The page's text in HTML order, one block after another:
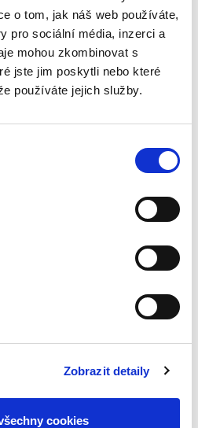
o tom, jak náš web používáte,
pro sociální média, inzerci a
mohou zkombinovat s
jste jim poskytli nebo které
používáte jejich služby.
Zobrazit detaily
cookies
otázku přípustnosti
cizího občanství vedle
české právní úpravy
právních úprav, které
plynoucím z
rozebírá způsoby vzniku
základě zákona,...